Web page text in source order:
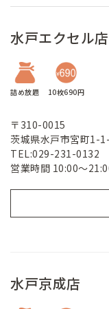
水戸エクセル店
詰め放題 10枚690円
〒310-0015
茨城県水戸市宮町1-
TEL:029-231-0132
営業時間 10:00～
水戸京成店